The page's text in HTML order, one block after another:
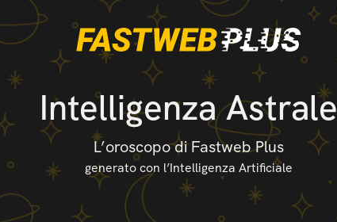
Intelligenza Astrale
L’oroscopo di Fastweb Plus
generato con l’Intelligenza Artificiale